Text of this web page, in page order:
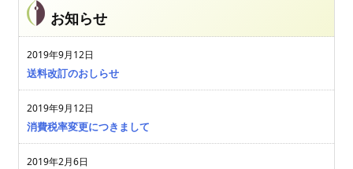
お知らせ
2019年9月12日
送料改訂のおしらせ
2019年9月12日
消費税率変更につきまして
2019年2月6日